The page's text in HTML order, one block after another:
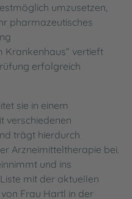
umzusetzen,
pharmazeutisches
Krankenhaus“ vertieft
erfolgreich
sie in einem
verschiedenen
trägt hierdurch
Arzneimitteltherapie bei.
und ins
mit der aktuellen
Frau Hartl in der